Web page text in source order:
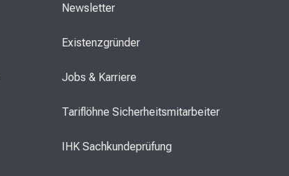
Newsletter
Existenzgründer
Jobs & Karriere
Tariflöhne Sicherheitsmitarbeiter
IHK Sachkundeprüfung